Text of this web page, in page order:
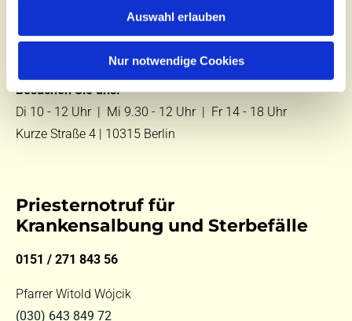
Auswahl erlauben
Nur notwendige Cookies
(030) 643 849 70
kontakt@st-hildegard-von-bingen.de
Besuchen Sie uns:
Di 10 - 12 Uhr | Mi 9.30 - 12 Uhr | Fr 14 - 18 Uhr
Kurze Straße 4 | 10315 Berlin
Priesternotruf für
Krankensalbung und Sterbefälle
0151 / 271 843 56
Pfarrer Witold Wójcik
(030) 643 849 72